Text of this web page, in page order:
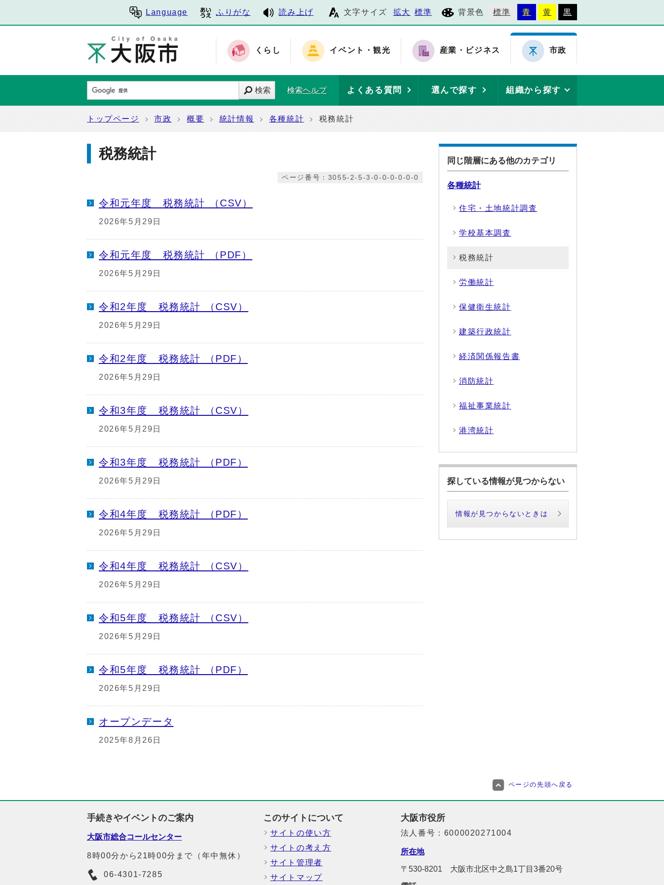
Language ふりがな 読み上げ 文字サイズ 拡大 標準 背景色 標準 青 黄 黒
くらし イベント・観光 産業・ビジネス 市政
検索 検索ヘルプ よくある質問 選んで探す 組織から探す
トップページ 市政 概要 統計情報 各種統計 税務統計
税務統計
ページ番号：3055-2-5-3-0-0-0-0-0-0
令和元年度 税務統計 （CSV）
2026年5月29日
令和元年度 税務統計 （PDF）
2026年5月29日
令和2年度 税務統計 （CSV）
2026年5月29日
令和2年度 税務統計 （PDF）
2026年5月29日
令和3年度 税務統計 （CSV）
2026年5月29日
令和3年度 税務統計 （PDF）
2026年5月29日
令和4年度 税務統計 （PDF）
2026年5月29日
令和4年度 税務統計 （CSV）
2026年5月29日
令和5年度 税務統計 （CSV）
2026年5月29日
令和5年度 税務統計 （PDF）
2026年5月29日
オープンデータ
2025年8月26日
同じ階層にある他のカテゴリ
各種統計
住宅・土地統計調査
学校基本調査
税務統計
労働統計
保健衛生統計
建築行政統計
経済関係報告書
消防統計
福祉事業統計
港湾統計
探している情報が見つからない
情報が見つからないときは
ページの先頭へ戻る
手続きやイベントのご案内
大阪市総合コールセンター
8時00分から21時00分まで（年中無休）
06-4301-7285
このサイトについて
サイトの使い方
サイトの考え方
サイト管理者
サイトマップ
大阪市役所
法人番号：6000020271004
所在地
〒530-8201 大阪市北区中之島1丁目3番20号